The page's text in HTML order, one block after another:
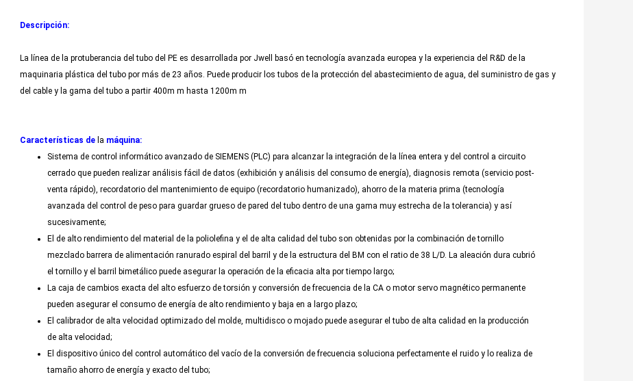
Descripción:
La línea de la protuberancia del tubo del PE es desarrollada por Jwell basó en tecnología avanzada europea y la experiencia del R&D de la
maquinaria plástica del tubo por más de 23 años. Puede producir los tubos de la protección del abastecimiento de agua, del suministro de gas y
del cable y la gama del tubo a partir 400m m hasta 1200m m
Características de la máquina:
Sistema de control informático avanzado de SIEMENS (PLC) para alcanzar la integración de la línea entera y del control a circuito
cerrado que pueden realizar análisis fácil de datos (exhibición y análisis del consumo de energía), diagnosis remota (servicio post-
venta rápido), recordatorio del mantenimiento de equipo (recordatorio humanizado), ahorro de la materia prima (tecnología
avanzada del control de peso para guardar grueso de pared del tubo dentro de una gama muy estrecha de la tolerancia) y así
sucesivamente;
El de alto rendimiento del material de la poliolefina y el de alta calidad del tubo son obtenidas por la combinación de tornillo
mezclado barrera de alimentación ranurado espiral del barril y de la estructura del BM con el ratio de 38 L/D. La aleación dura cubrió
el tornillo y el barril bimetálico puede asegurar la operación de la eficacia alta por tiempo largo;
La caja de cambios exacta del alto esfuerzo de torsión y conversión de frecuencia de la CA o motor servo magnético permanente
pueden asegurar el consumo de energía de alto rendimiento y baja en a largo plazo;
El calibrador de alta velocidad optimizado del molde, multidisco o mojado puede asegurar el tubo de alta calidad en la producción
de alta velocidad;
El dispositivo único del control automático del vacío de la conversión de frecuencia soluciona perfectamente el ruido y lo realiza de
tamaño ahorro de energía y exacto del tubo;